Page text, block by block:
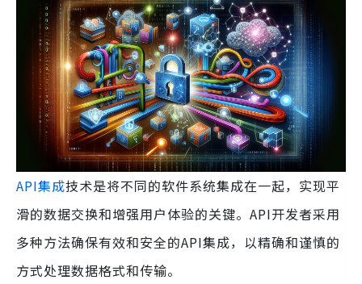
API集成技术是将不同的软件系统集成在一起，实现平
滑的数据交换和增强用户体验的关键。API开发者采用
多种方法确保有效和安全的API集成，以精确和谨慎的
方式处理数据格式和传输。